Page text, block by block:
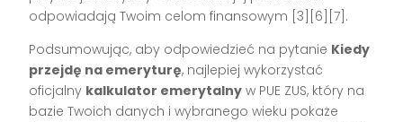
odpowiadają Twoim celom finansowym [3][6][7].
Podsumowując, aby odpowiedzieć na pytanie Kiedy
przejdę na emeryturę, najlepiej wykorzystać
oficjalny kalkulator emerytalny w PUE ZUS, który na
bazie Twoich danych i wybranego wieku pokaże